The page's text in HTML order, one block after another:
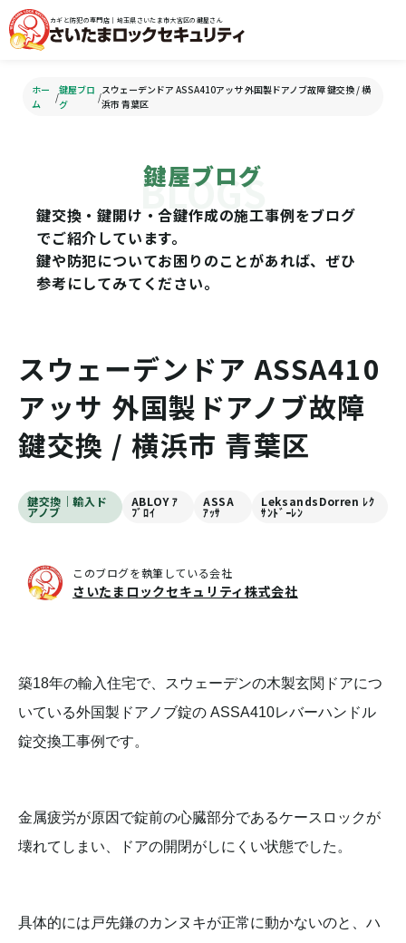
カギと防犯の専門店｜埼玉県さいたま市大宮区の鍵屋さん
ホー
ム
/
鍵屋ブロ
グ
/
スウェーデンドア ASSA410アッサ 外国製ドアノブ故障 鍵交換 / 横
浜市 青葉区
鍵屋ブログ
鍵交換・鍵開け・合鍵作成の施工事例をブログ
でご紹介しています。
鍵や防犯についてお困りのことがあれば、ぜひ
参考にしてみてください。
スウェーデンドア ASSA410
アッサ 外国製ドアノブ故障
鍵交換 / 横浜市 青葉区
鍵交換｜輸入ド
アノブ
ABLOY ｱ
ﾌﾞﾛｲ
ASSA
ｱｯｻ
LeksandsDorren ﾚｸ
ｻﾝﾄﾞｰﾚﾝ
このブログを執筆している会社
さいたまロックセキュリティ株式会社
築18年の輸入住宅で、スウェーデンの木製玄関ドアにつ
いている外国製ドアノブ錠の ASSA410レバーハンドル
錠交換工事例です。
金属疲労が原因で錠前の心臓部分であるケースロックが
壊れてしまい、ドアの開閉がしにくい状態でした。
具体的には戸先鎌のカンヌキが正常に動かないのと、ハ